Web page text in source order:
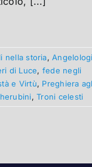
nella storia,
di Luce, fede negli
e Virtù, Preghiera
,Troni celesti